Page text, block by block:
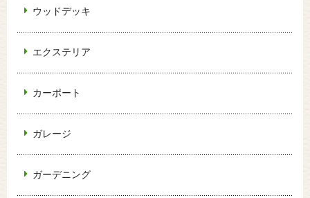
ウッドデッキ
エクステリア
カーポート
ガレージ
ガーデニング